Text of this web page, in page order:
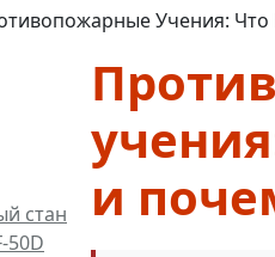
Учения:
стан
50D
и